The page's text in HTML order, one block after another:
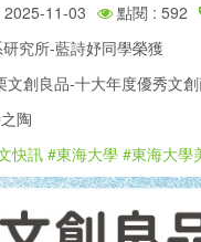
11-03 點閱 : 592
究所-藍詩妤同學榮獲
文創良品-十大年度優秀文
陶
快訊 #東海大學 #東海大學